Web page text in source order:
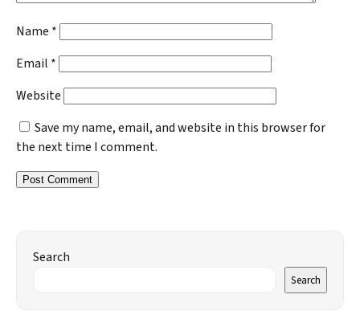
Name *
Email *
Website
Save my name, email, and website in this browser for
the next time I comment.
Search
Search